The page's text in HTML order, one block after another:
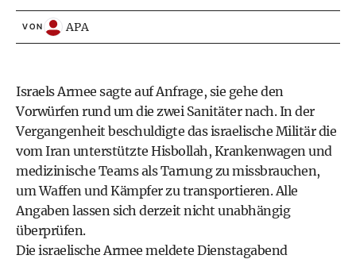
VON APA
Israels Armee sagte auf Anfrage, sie gehe den
Vorwürfen rund um die zwei Sanitäter nach. In der
Vergangenheit beschuldigte das israelische Militär die
vom Iran unterstützte Hisbollah, Krankenwagen und
medizinische Teams als Tarnung zu missbrauchen,
um Waffen und Kämpfer zu transportieren. Alle
Angaben lassen sich derzeit nicht unabhängig
überprüfen.
Die israelische Armee meldete Dienstagabend